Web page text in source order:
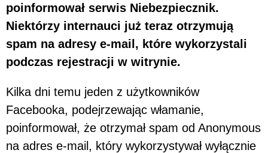
poinformował serwis Niebezpiecznik.
Niektórzy internauci już teraz otrzymują
spam na adresy e-mail, które wykorzystali
podczas rejestracji w witrynie.
Kilka dni temu jeden z użytkowników
Facebooka, podejrzewając włamanie,
poinformował, że otrzymał spam od Anonymous
na adres e-mail, który wykorzystywał wyłącznie